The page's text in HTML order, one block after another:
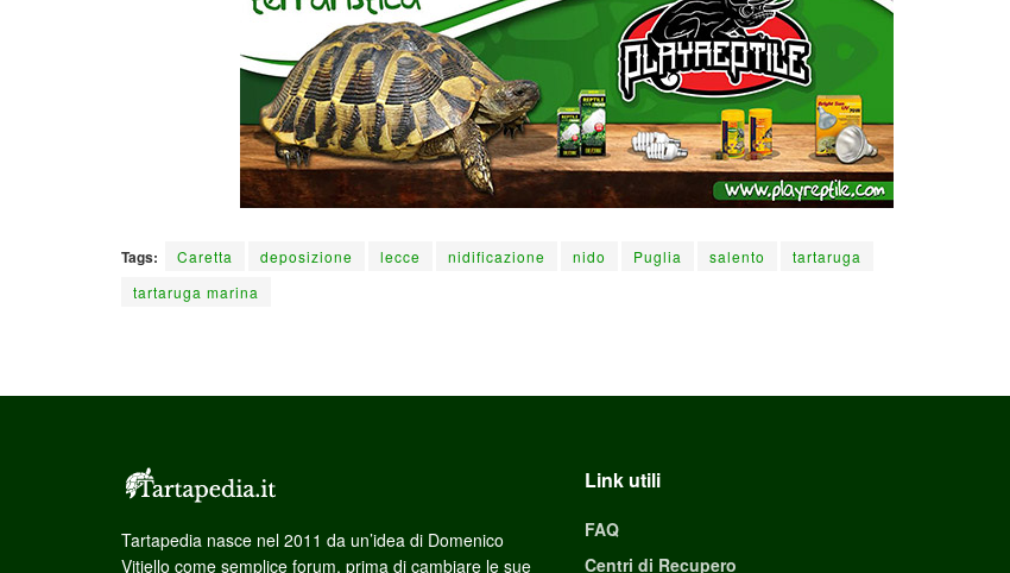
Tags: Caretta deposizione lecce nidificazione nido Puglia salento
tartaruga
tartaruga marina
Tartapedia nasce nel 2011 da un’idea di Domenico
Vitiello come semplice forum, prima di cambiare le sue
Link utili
FAQ
Centri di Recupero